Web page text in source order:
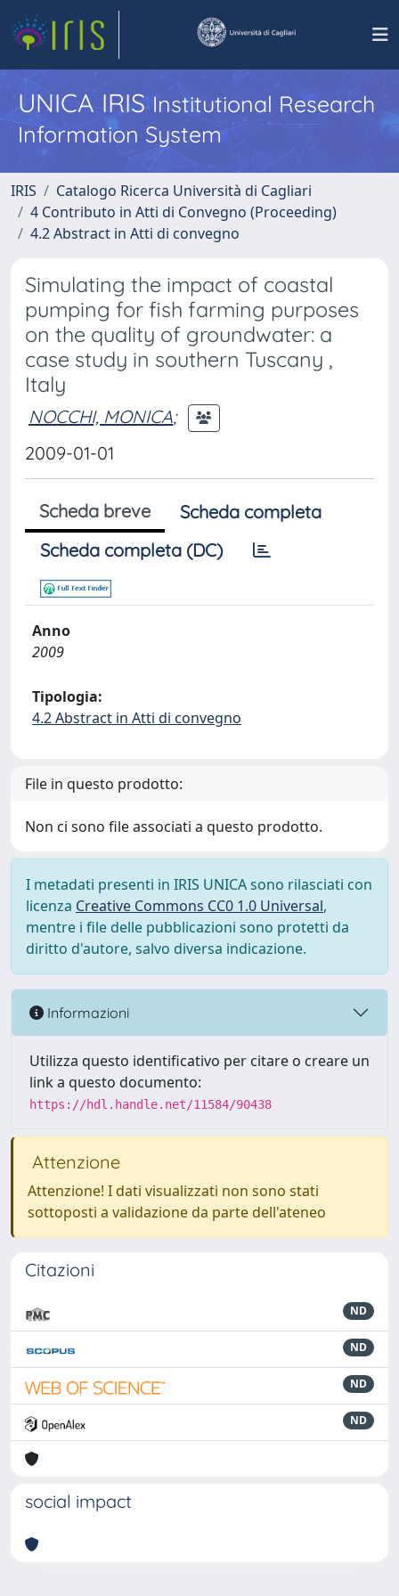
UNICA IRISInstitutional Research
Information System
IRIS
Catalogo Ricerca Università di Cagliari
4 Contributo in Atti di Convegno (Proceeding)
4.2 Abstract in Atti di convegno
Simulating the impact of coastal
pumping for fish farming purposes
on the quality of groundwater: a
case study in southern Tuscany ,
Italy
NOCCHI, MONICA;
2009-01-01
Scheda breve
Scheda completa
Scheda completa (DC)
Anno
2009
Tipologia:
4.2 Abstract in Atti di convegno
File in questo prodotto:
Non ci sono file associati a questo prodotto.
I metadati presenti in IRIS UNICA sono rilasciati con
licenza Creative Commons CC0 1.0 Universal,
mentre i file delle pubblicazioni sono protetti da
diritto d'autore, salvo diversa indicazione.
Informazioni
Utilizza questo identificativo per citare o creare un
link a questo documento:
https://hdl.handle.net/11584/90438
Attenzione
Attenzione! I dati visualizzati non sono stati
sottoposti a validazione da parte dell'ateneo
Citazioni
ND
ND
ND
ND
social impact